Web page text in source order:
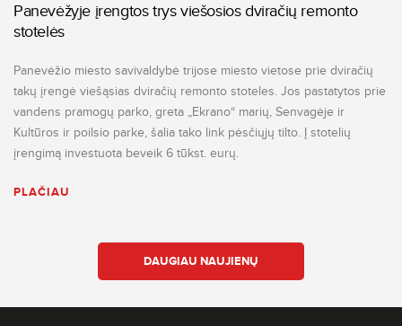
Panevėžyje įrengtos trys viešosios dviračių remonto
stotelės
Panevėžio miesto savivaldybė trijose miesto vietose prie dviračių
takų įrengė viešąsias dviračių remonto stoteles. Jos pastatytos prie
vandens pramogų parko, greta „Ekrano“ marių, Senvagėje ir
Kultūros ir poilsio parke, šalia tako link pėsčiųjų tilto. Į stotelių
įrengimą investuota beveik 6 tūkst. eurų.
PLAČIAU
DAUGIAU NAUJIENŲ